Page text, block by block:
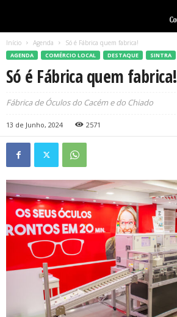
Início Agenda Só é Fábrica quem fabrica!
AGENDA COMÉRCIO LOCAL DESTAQUE SINTRA
Só é Fábrica quem fabrica!
Fábrica de Óculos do Cacém e do Chiado
13 de Junho, 2024 2571